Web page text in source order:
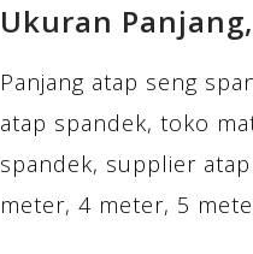
Ukuran
Panjang atap seng
atap spandek, toko
spandek, supplier
meter, 4 meter, 5